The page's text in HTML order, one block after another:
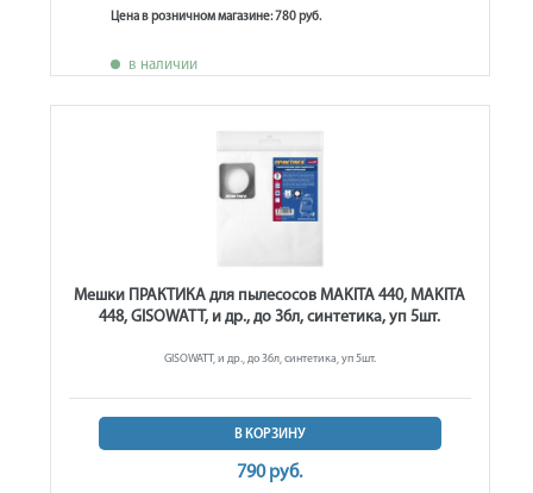
Цена в розничном магазине: 780 руб.
в наличии
Мешки ПРАКТИКА для пылесосов MAKITA 440, MAKITA
448, GISOWATT, и др., до 36л, синтетика, уп 5шт.
GISOWATT, и др., до 36л, синтетика, уп 5шт.
В КОРЗИНУ
790 руб.